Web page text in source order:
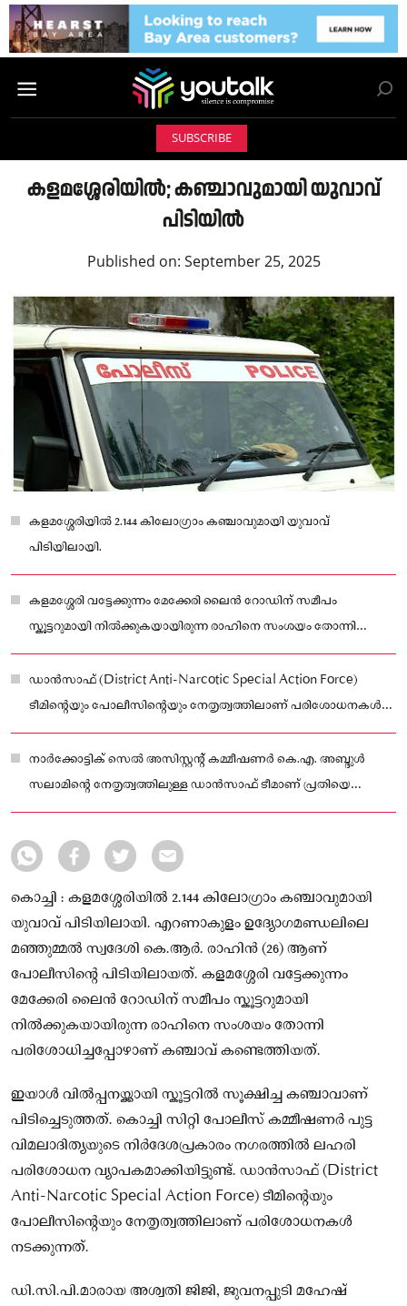
SUBSCRIBE
കളമശ്ശേരിയിൽ; കഞ്ചാവുമായി യുവാവ്
പിടിയിൽ
Published on: September 25, 2025
കളമശ്ശേരിയിൽ 2.144 കിലോഗ്രാം കഞ്ചാവുമായി യുവാവ്
പിടിയിലായി.
കളമശ്ശേരി വട്ടേക്കുന്നം മേക്കേരി ലൈൻ റോഡിന് സമീപം
സ്കൂട്ടറുമായി നിൽക്കുകയായിരുന്ന രാഹിനെ സംശയം തോന്നി
പരിശോധിച്ചപ്പോഴാണ് കഞ്ചാവ് കണ്ടെത്തിയത്.
ഡാൻസാഫ് (District Anti-Narcotic Special Action Force)
ടീമിന്റെയും പോലീസിന്റെയും നേതൃത്വത്തിലാണ് പരിശോധനകൾ
നടക്കുന്നത്.
നാർക്കോട്ടിക് സെൽ അസിസ്റ്റൻ്റ് കമ്മീഷണർ കെ.എ. അബ്ദുൾ
സലാമിന്റെ നേതൃത്വത്തിലുള്ള ഡാൻസാഫ് ടീമാണ് പ്രതിയെ
പിടികൂടിയത്.
കൊച്ചി : കളമശ്ശേരിയിൽ 2.144 കിലോഗ്രാം കഞ്ചാവുമായി
യുവാവ് പിടിയിലായി. എറണാകുളം ഉദ്യോഗമണ്ഡലിലെ
മഞ്ഞുമ്മൽ സ്വദേശി കെ.ആർ. രാഹിൻ (26) ആണ്
പോലീസിന്റെ പിടിയിലായത്. കളമശ്ശേരി വട്ടേക്കുന്നം
മേക്കേരി ലൈൻ റോഡിന് സമീപം സ്കൂട്ടറുമായി
നിൽക്കുകയായിരുന്ന രാഹിനെ സംശയം തോന്നി
പരിശോധിച്ചപ്പോഴാണ് കഞ്ചാവ് കണ്ടെത്തിയത്.
ഇയാൾ വിൽപ്പനയ്ക്കായി സ്കൂട്ടറിൽ സൂക്ഷിച്ച കഞ്ചാവാണ്
പിടിച്ചെടുത്തത്. കൊച്ചി സിറ്റി പോലീസ് കമ്മീഷണർ പുട്ട
വിമലാദിത്യയുടെ നിർദേശപ്രകാരം നഗരത്തിൽ ലഹരി
പരിശോധന വ്യാപകമാക്കിയിട്ടുണ്ട്. ഡാൻസാഫ് (District
Anti-Narcotic Special Action Force) ടീമിന്റെയും
പോലീസിന്റെയും നേതൃത്വത്തിലാണ് പരിശോധനകൾ
നടക്കുന്നത്.
ഡി.സി.പി.മാരായ അശ്വതി ജിജി, ജുവനപ്പുടി മഹേഷ്